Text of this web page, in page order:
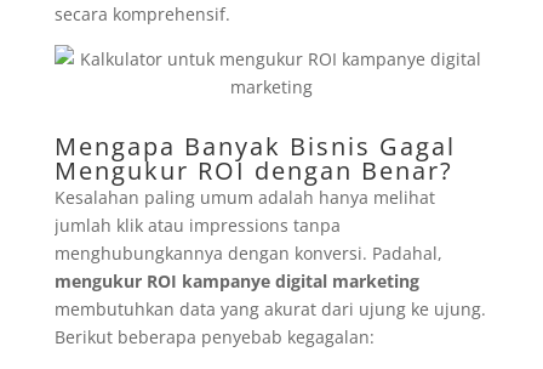
secara komprehensif.
Mengapa Banyak Bisnis Gagal
Mengukur ROI dengan Benar?
Kesalahan paling umum adalah hanya melihat
jumlah klik atau impressions tanpa
menghubungkannya dengan konversi. Padahal,
mengukur ROI kampanye digital marketing
membutuhkan data yang akurat dari ujung ke ujung.
Berikut beberapa penyebab kegagalan: